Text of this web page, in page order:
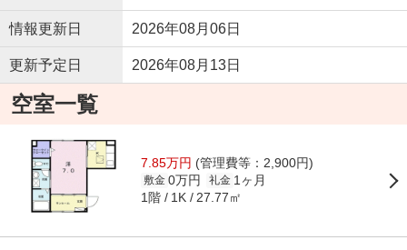
情報更新日 2026年08月06日
更新予定日 2026年08月13日
空室一覧
7.85万円 (管理費等：2,900円)
敷金 0万円 礼金 1ヶ月
1階 1K 27.77㎡